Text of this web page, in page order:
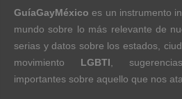
GuíaGayMéxico es un instrumento
mundo sobre lo más relevante de
serias y datos sobre los estados,
movimiento LGBTI ,
importantes sobre aquello que nos